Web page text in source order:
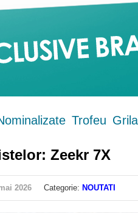
Trofeu
Zeekr 7X
2026 Categorie: NOUTATI